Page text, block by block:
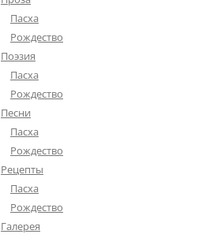
Пасха
Рождество
Поэзия
Пасха
Рождество
Песни
Пасха
Рождество
Рецепты
Пасха
Рождество
Галерея